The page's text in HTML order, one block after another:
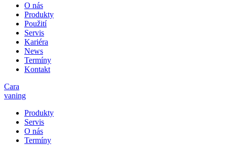
O nás
Produkty
Použití
Servis
Kariéra
News
Termíny
Kontakt
Cara
vaning
Produkty
Servis
O nás
Termíny